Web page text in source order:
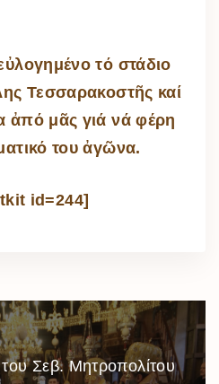
τό στάδιο
Τεσσαρακοστῆς καί
ἀπό μᾶς γιά νά φέρη
του ἀγῶνα.
id=244]
Σεβ. Μητροπολίτου